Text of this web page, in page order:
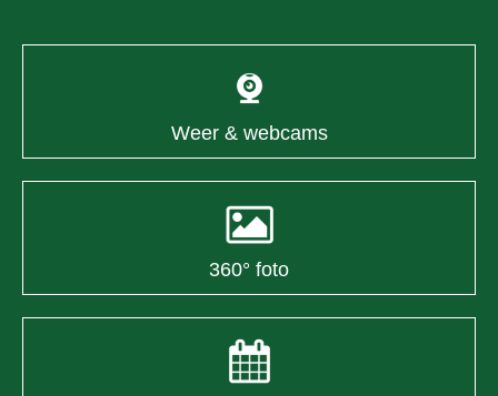
Weer & webcams
360° foto